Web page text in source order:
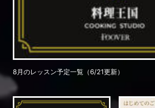
8月のレッスン予定一覧（6/21更新）